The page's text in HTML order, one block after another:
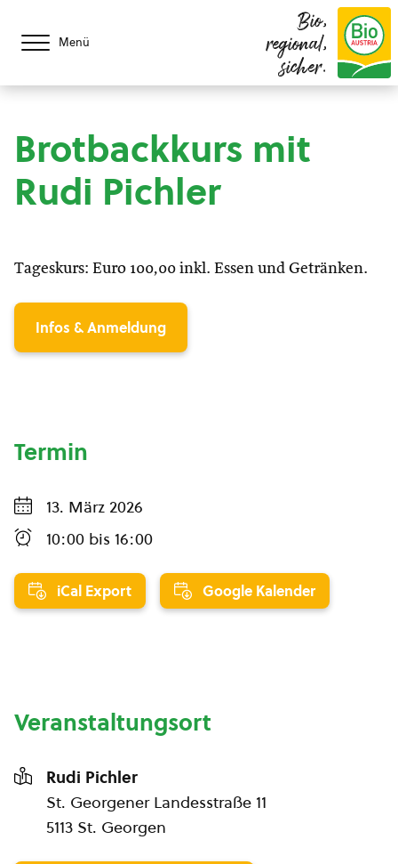
Menü
Bio,
regional,
sicher.
Brotbackkurs mit
Rudi Pichler
Tageskurs: Euro 100,00 inkl. Essen und Getränken.
Infos & Anmeldung
Termin
13. März 2026
10:00 bis 16:00
iCal Export Google Kalender
Veranstaltungsort
Rudi Pichler
St. Georgener Landesstraße 11
5113 St. Georgen